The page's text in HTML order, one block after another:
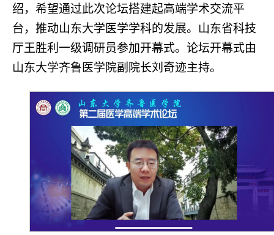
绍，希望通过此次论坛搭建起高端学术交流平
台，推动山东大学医学学科的发展。山东省科技
厅王胜利一级调研员参加开幕式。论坛开幕式由
山东大学齐鲁医学院副院长刘奇迹主持。